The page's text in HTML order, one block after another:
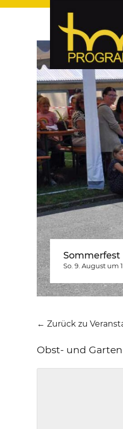
hof-
hof-programm – das
Sommerfest
So. 9. August um
← Zurück zu
Obst- und